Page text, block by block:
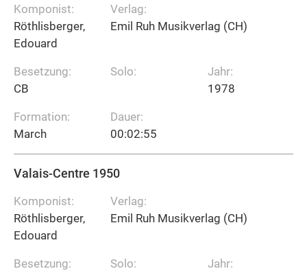
Komponist:
Röthlisberger,
Edouard
Besetzung:
CB
Formation:
March
Verlag:
Emil Ruh Musikverlag (CH)
Solo:
Dauer:
00:02:55
Jahr:
1978
Valais-Centre 1950
Komponist:
Röthlisberger,
Edouard
Besetzung:
Verlag:
Emil Ruh Musikverlag (CH)
Solo:
Jahr: